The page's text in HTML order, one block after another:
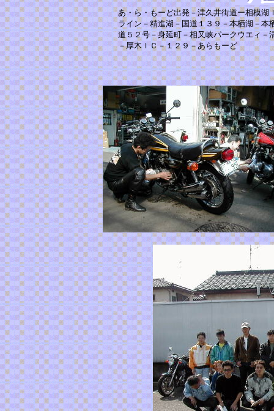
あ・ら・もーど出発－津久井街道ー相模
ライン－精進湖－国道１３９－本栖湖－
道５２号－身延町－相又峡パークウエィ
－厚木ＩＣ－１２９－あら